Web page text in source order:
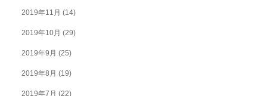
2019年11月 (14)
2019年10月 (29)
2019年9月 (25)
2019年8月 (19)
2019年7月 (22)